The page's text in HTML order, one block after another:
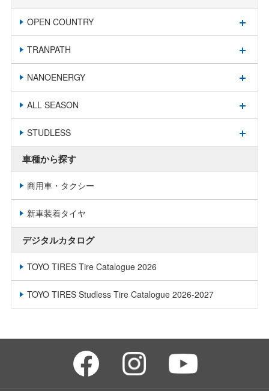
OPEN COUNTRY
TRANPATH
NANOENERGY
ALL SEASON
STUDLESS
車種から探す
商用車・タクシー
新車装着タイヤ
デジタルカタログ
TOYO TIRES Tire Catalogue 2026
TOYO TIRES Studless Tire Catalogue 2026-2027